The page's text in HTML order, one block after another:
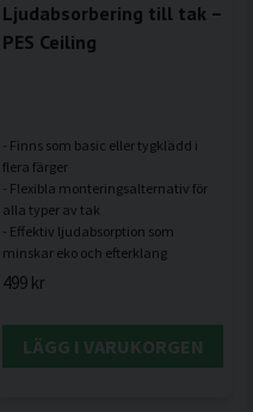
Ljudabsorbering till tak –
PES Ceiling
- Finns som basic eller tygklädd i
flera färger
- Flexibla monteringsalternativ för
alla typer av tak
- Effektiv ljudabsorption som
499 kr
LÄGG I VARUKORGEN